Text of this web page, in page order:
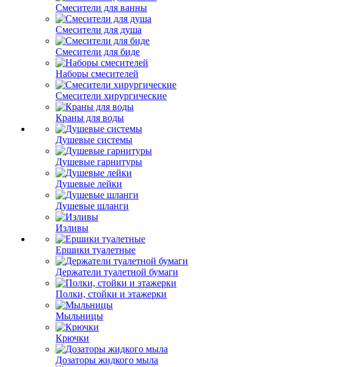
Смесители для ванны
Смесители для душа
Смесители для биде
Наборы смесителей
Смесители хирургические
Краны для воды
Душевые системы
Душевые гарнитуры
Душевые лейки
Душевые шланги
Изливы
Ершики туалетные
Держатели туалетной бумаги
Полки, стойки и этажерки
Мыльницы
Крючки
Дозаторы жидкого мыла